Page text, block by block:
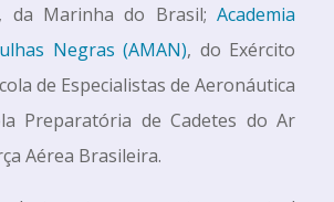
da Marinha do Brasil; Academia
Negras (AMAN), do Exército
de Especialistas de Aeronáutica
Preparatória de Cadetes do Ar
Aérea Brasileira.